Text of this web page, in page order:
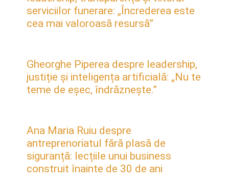
serviciilor funerare: „Încrederea este
cea mai valoroasă resursă”
Gheorghe Piperea despre leadership,
justiție și inteligența artificială: „Nu te
teme de eșec, îndrăznește.”
Ana Maria Ruiu despre
antreprenoriatul fără plasă de
siguranță: lecțiile unui business
construit înainte de 30 de ani